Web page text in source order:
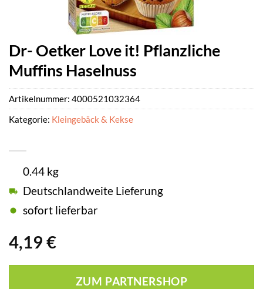
Dr- Oetker Love it! Pflanzliche
Muffins Haselnuss
4,19 €
0.44 kg
Deutschlandweite Lieferung
sofort lieferbar
ZUM PARTNERSHOP
Artikelnummer: 4000521032364
Kategorie: Kleingebäck & Kekse